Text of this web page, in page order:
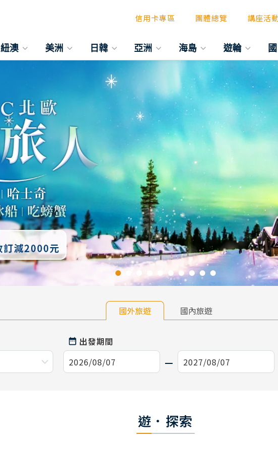
信用卡專區 團體總覽 講座活
紐澳 美洲 日韓 亞洲 海島 遊輪
國外旅遊 國內旅遊
出發期間
遊．探索